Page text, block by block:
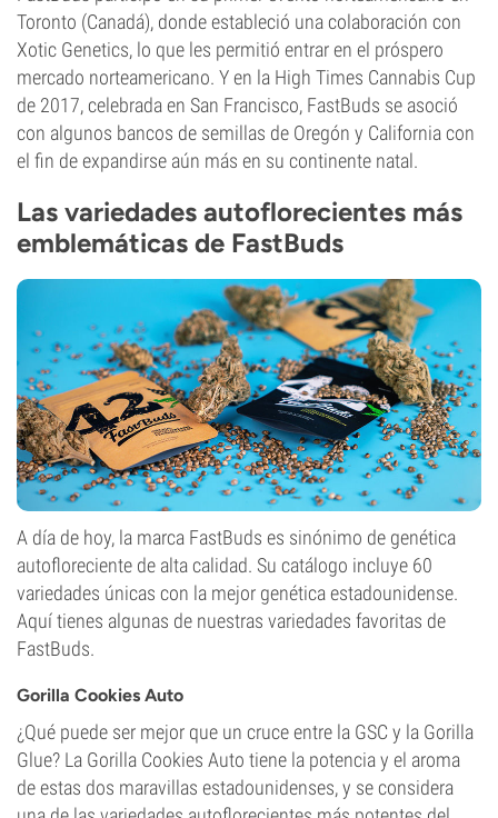
Toronto (Canadá), donde estableció una colaboración con
Xotic Genetics, lo que les permitió entrar en el próspero
mercado norteamericano. Y en la High Times Cannabis Cup
de 2017, celebrada en San Francisco, FastBuds se asoció
con algunos bancos de semillas de Oregón y California con
el fin de expandirse aún más en su continente natal.
Las variedades autoflorecientes más
emblemáticas de FastBuds
A día de hoy, la marca FastBuds es sinónimo de genética
autofloreciente de alta calidad. Su catálogo incluye 60
variedades únicas con la mejor genética estadounidense.
Aquí tienes algunas de nuestras variedades favoritas de
FastBuds.
Gorilla Cookies Auto
¿Qué puede ser mejor que un cruce entre la GSC y la Gorilla
Glue? La Gorilla Cookies Auto tiene la potencia y el aroma
de estas dos maravillas estadounidenses, y se considera